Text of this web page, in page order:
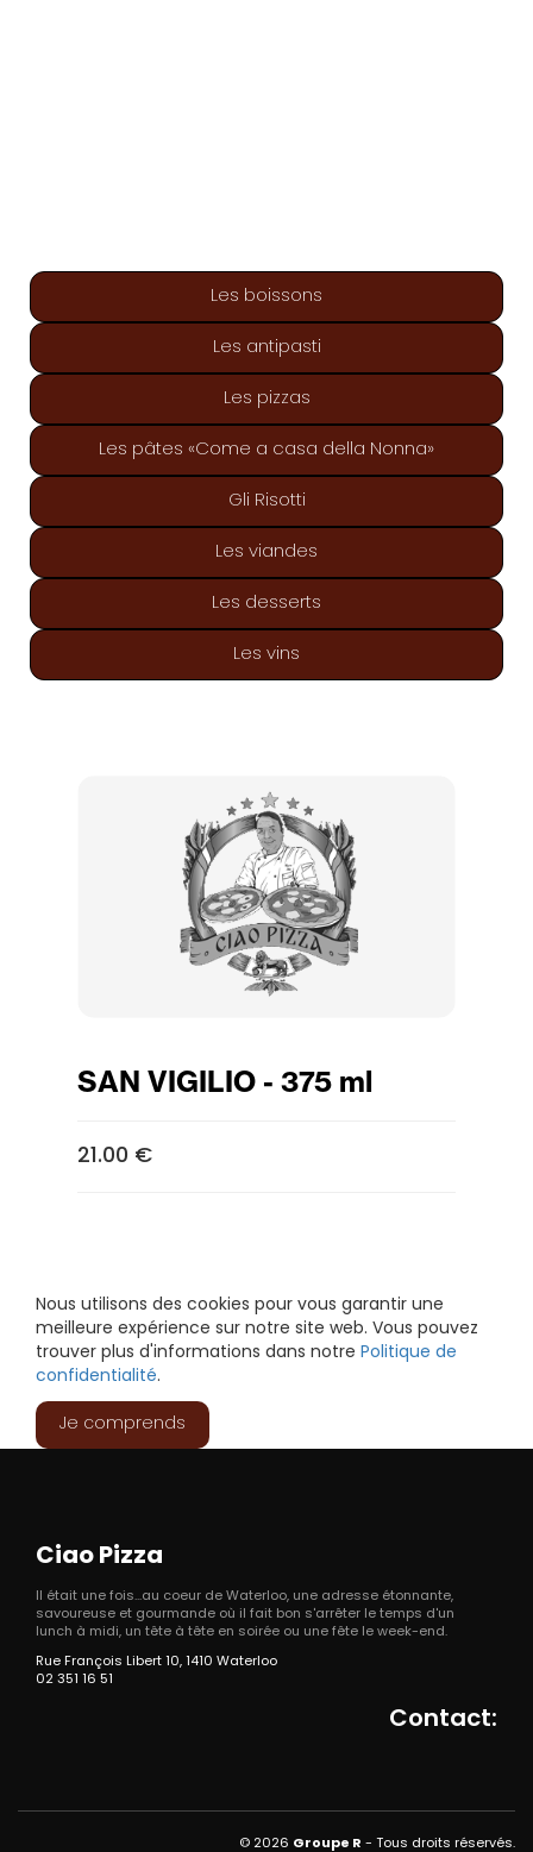
Les boissons
Les antipasti
Les pizzas
Les pâtes «Come a casa della Nonna»
Gli Risotti
Les viandes
Les desserts
Les vins
SAN VIGILIO - 375 ml
21.00 €
Nous utilisons des cookies pour vous garantir une
meilleure expérience sur notre site web. Vous pouvez
trouver plus d'informations dans notre Politique de
confidentialité.
Je comprends
Ciao Pizza
Il était une fois...au coeur de Waterloo, une adresse étonnante,
savoureuse et gourmande où il fait bon s'arrêter le temps d'un
lunch à midi, un tête à tête en soirée ou une fête le week-end.
Rue François Libert 10, 1410 Waterloo
02 351 16 51
Contact:
© 2026 Groupe R - Tous droits réservés.